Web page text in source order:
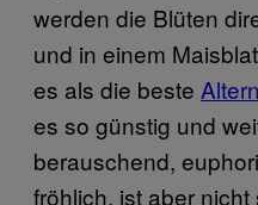
werden die Blüten
und in einem
es als die beste
es so günstig und
berauschend,
fröhlich, ist aber